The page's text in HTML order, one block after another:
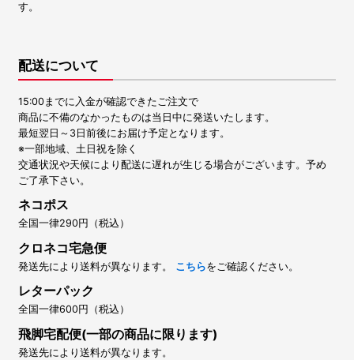
す。
配送について
15:00までに入金が確認できたご注文で
商品に不備のなかったものは当日中に発送いたします。
最短翌日～3日前後にお届け予定となります。
※一部地域、土日祝を除く
交通状況や天候により配送に遅れが生じる場合がございます。予め
ご了承下さい。
ネコポス
全国一律290円（税込）
クロネコ宅急便
発送先により送料が異なります。 こちらをご確認ください。
レターパック
全国一律600円（税込）
飛脚宅配便(一部の商品に限ります)
発送先により送料が異なります。